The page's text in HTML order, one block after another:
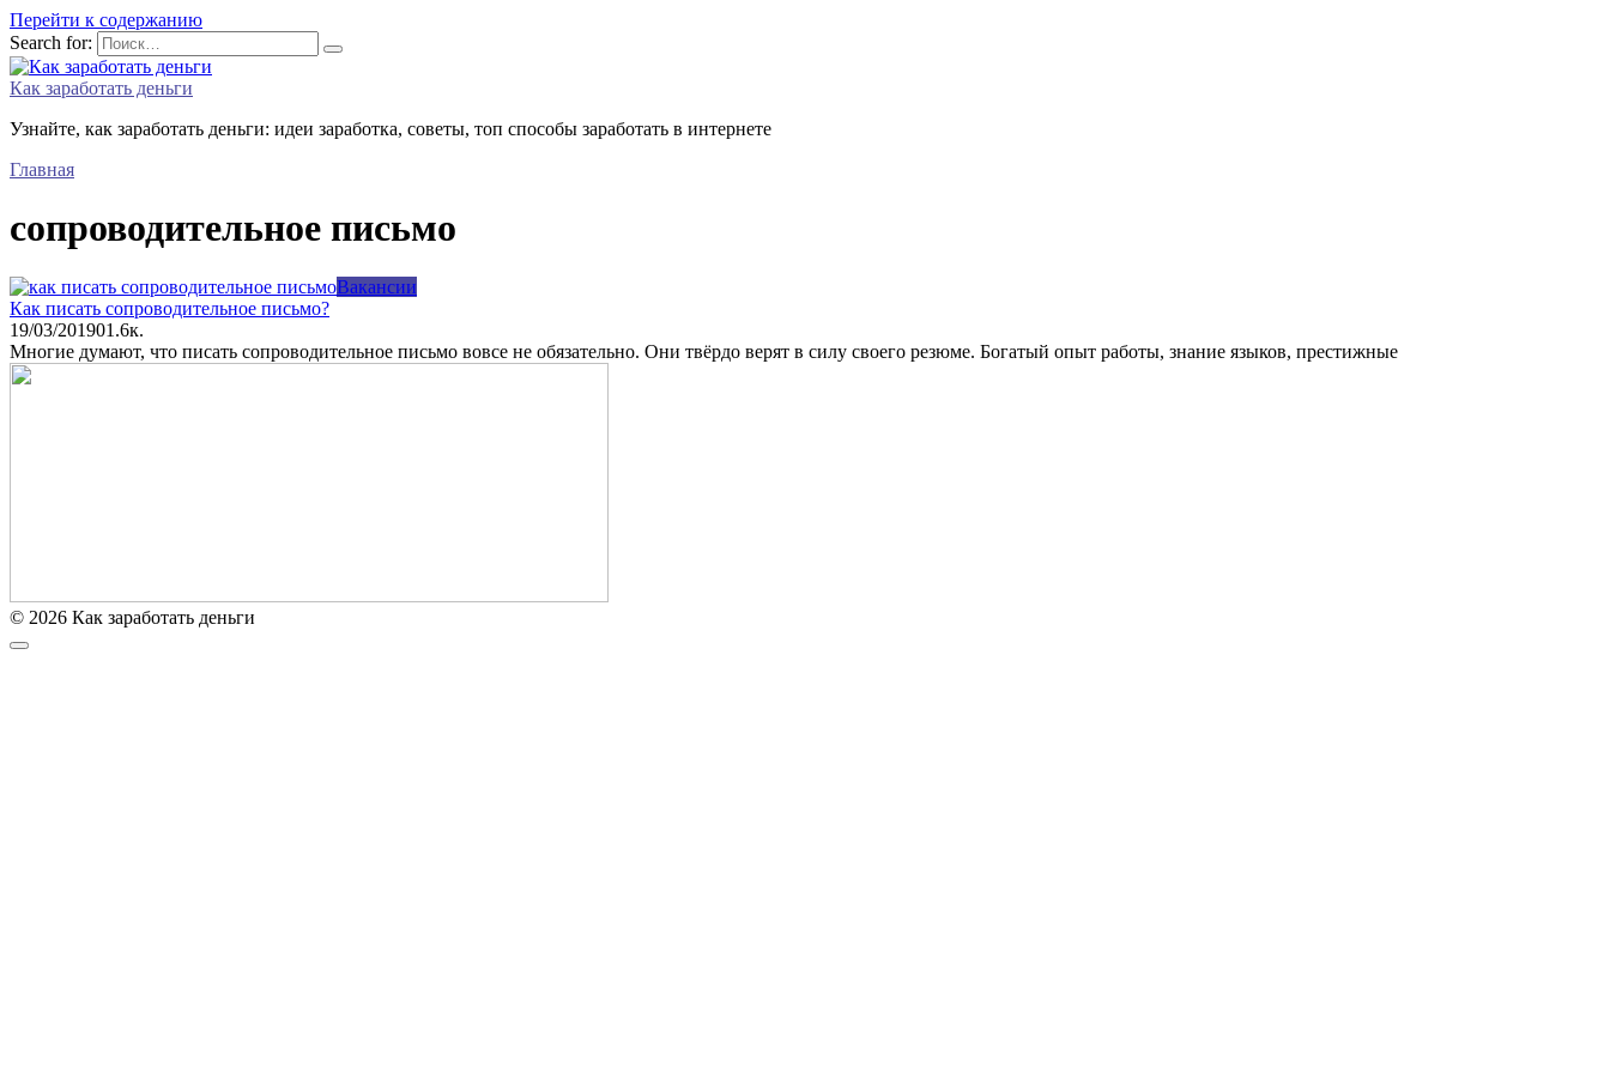
Перейти к содержанию
Search for:
Как заработать деньги
Узнайте, как заработать деньги: идеи заработка, советы, топ способы заработать в интернете
Главная
сопроводительное письмо
Вакансии
Как писать сопроводительное письмо?
19/03/201901.6к.
Многие думают, что писать сопроводительное письмо вовсе не обязательно. Они твёрдо верят в силу своего резюме. Богатый опыт работы, знание языков, престижные
© 2026 Как заработать деньги